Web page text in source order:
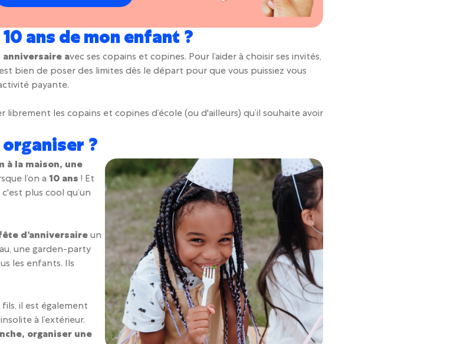
ans de mon enfant ?
avec ses copains et copines. Pour l’aider à choisir ses invités,
bien de poser des limites dès le départ pour que vous puissiez vous
payante.
les copains et copines d’école (ou d'ailleurs) qu’il souhaite avoir
?
à la maison, une
l’on a 10 ans ! Et
plus cool qu’un
d’anniversaire un
une garden-party
les enfants. Ils
il est également
insolite à l’extérieur.
organiser une